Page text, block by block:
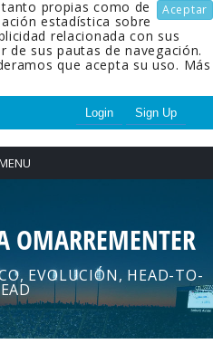
Aceptar
propias como de
estadística sobre
relacionada con sus
de sus pautas de navegación.
que acepta su uso. Más
Login Sign Up
OMARREMENTER
EVOLUCIÓN, HEAD-TO-